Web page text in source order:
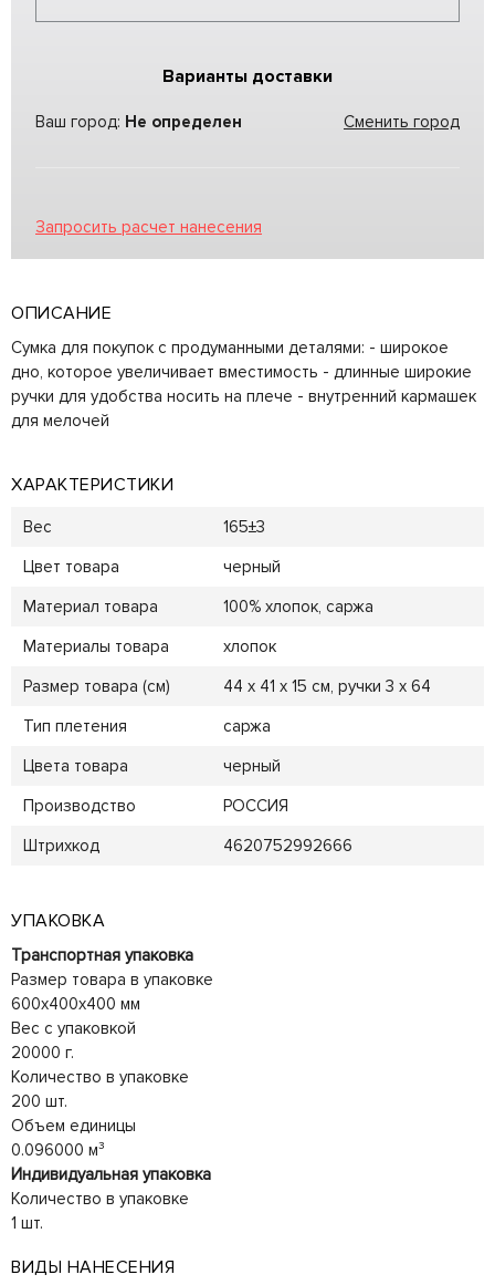
Варианты доставки
Ваш город: Не определен Сменить город
Запросить расчет нанесения
ОПИСАНИЕ
Сумка для покупок с продуманными деталями: - широкое
дно, которое увеличивает вместимость - длинные широкие
ручки для удобства носить на плече - внутренний кармашек
для мелочей
ХАРАКТЕРИСТИКИ
Вес
165±3
Цвет товара
черный
Материал товара
100% хлопок, саржа
Материалы товара
хлопок
Размер товара (см)
44 х 41 х 15 см, ручки 3 х 64
Тип плетения
саржа
Цвета товара
черный
Производство
РОССИЯ
Штрихкод
4620752992666
УПАКОВКА
Транспортная упаковка
Размер товара в упаковке
600x400x400 мм
Вес с упаковкой
20000 г.
Количество в упаковке
200 шт.
Объем единицы
0.096000 м³
Индивидуальная упаковка
Количество в упаковке
1 шт.
ВИДЫ НАНЕСЕНИЯ